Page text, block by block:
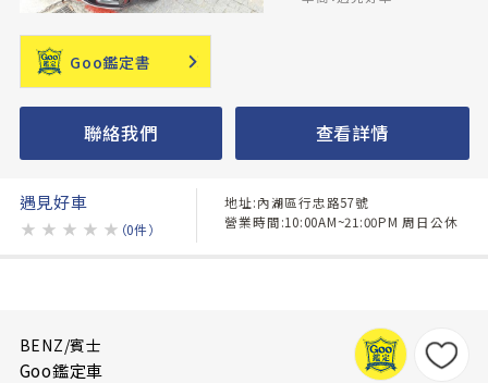
Goo鑑定書
聯絡我們 查看詳情
遇見好車
★ ★ ★ ★ ★ （0件）
地址:內湖區行忠路57號
營業時間:10:00AM~21:00PM 周日公休
BENZ/賓士
Goo鑑定車